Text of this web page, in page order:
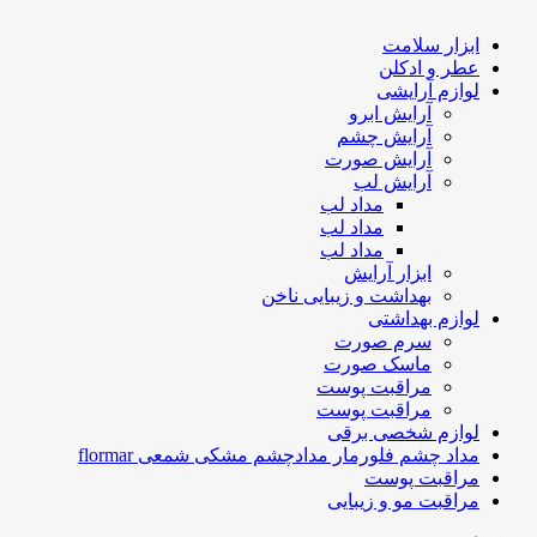
ابزار سلامت
عطر و ادکلن
لوازم آرایشی
آرایش ابرو
آرایش چشم
آرایش صورت
آرایش لب
مداد لب
مداد لب
مداد لب
ابزار آرایش
بهداشت و زیبایی ناخن
لوازم بهداشتی
سرم صورت
ماسک صورت
مراقبت پوست
مراقبت پوست
لوازم شخصی برقی
مداد چشم فلورمار مدادچشم مشکی شمعی flormar
مراقبت پوست
مراقبت مو و زیبایی